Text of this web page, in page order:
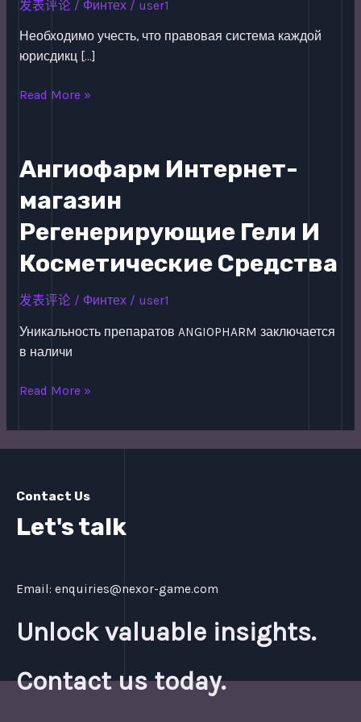
发表评论 / Финтех/ user1
Необходимо учесть, что правовая система каждой
юрисдикц […]
Лицензия
В
Мфца
Read More »
Ангиофарм Интернет-
магазин
Регенерирующие Гели И
Косметические Средства
发表评论 / Финтех/ user1
Уникальность препаратов ANGIOPHARM заключается
в наличи
Ангиофарм
магазин
Регенерирующие
И
Средства
Read More »
Contact Us
Let's talk
Email: enquiries@nexor-game.com
Unlock valuable insights.
Contact us today.